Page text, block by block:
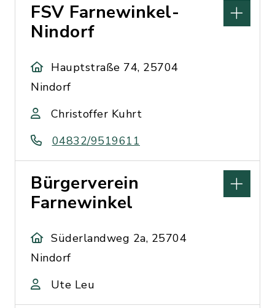
FSV Farnewinkel-
Nindorf
Hauptstraße 74, 25704
Nindorf
Christoffer Kuhrt
04832/9519611
Bürgerverein
Farnewinkel
Süderlandweg 2a, 25704
Nindorf
Ute Leu